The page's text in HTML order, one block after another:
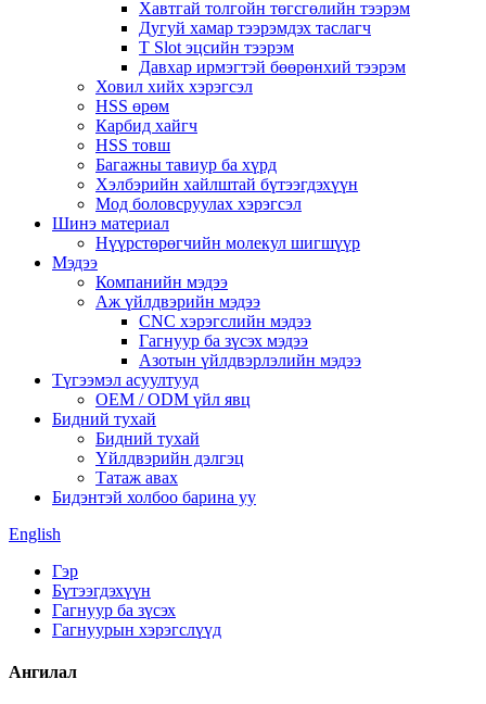
Хавтгай толгойн төгсгөлийн тээрэм
Дугуй хамар тээрэмдэх таслагч
T Slot эцсийн тээрэм
Давхар ирмэгтэй бөөрөнхий тээрэм
Ховил хийх хэрэгсэл
HSS өрөм
Карбид хайгч
HSS товш
Багажны тавиур ба хүрд
Хэлбэрийн хайлштай бүтээгдэхүүн
Мод боловсруулах хэрэгсэл
Шинэ материал
Нүүрстөрөгчийн молекул шигшүүр
Мэдээ
Компанийн мэдээ
Аж үйлдвэрийн мэдээ
CNC хэрэгслийн мэдээ
Гагнуур ба зүсэх мэдээ
Азотын үйлдвэрлэлийн мэдээ
Түгээмэл асуултууд
OEM / ODM үйл явц
Бидний тухай
Бидний тухай
Үйлдвэрийн дэлгэц
Татаж авах
Бидэнтэй холбоо барина уу
English
Гэр
Бүтээгдэхүүн
Гагнуур ба зүсэх
Гагнуурын хэрэгслүүд
Ангилал